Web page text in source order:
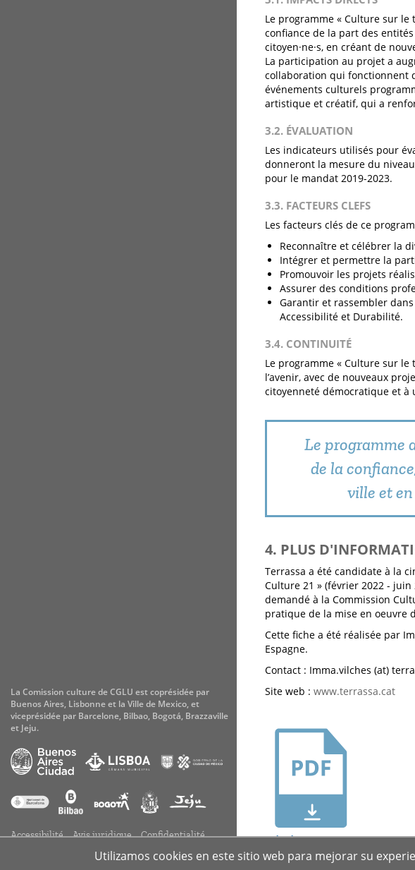
La Comission culture de CGLU est coprésidée par
Buenos Aires, Lisbonne et la Ville de Mexico, et
viceprésidée par Barcelone, Bilbao, Bogotá, Brazzaville
et Jeju.
Accessibilité Avis juridique
Confidentialité
Le programme « Culture sur
confiance de la part des
citoyen·ne·s, en créant de
La participation au projet a
collaboration qui fonctionnent
événements culturels
artistique et créatif, qui a
3.2. ÉVALUATION
Les indicateurs utilisés pour
donneront la mesure du
pour le mandat 2019-2023.
3.3. FACTEURS CLEFS
Les facteurs clés de ce
Reconnaître et célébrer la
Intégrer et permettre la
Promouvoir les projets
Assurer des conditions
Garantir et rassembler
Accessibilité et Durabilité.
3.4. CONTINUITÉ
Le programme « Culture sur
l’avenir, avec de nouveaux
citoyenneté démocratique et à
Le programme
de la
ville et
4. PLUS
Terrassa a été candidate à la
Culture 21 » (février 2022 -
demandé à la Commission
pratique de la mise en oeuvre
Cette fiche a été réalisée par
Espagne.
Contact : Imma.vilches (at)
Site web : www.terrassa.cat
TÉLÉCHARGEMENT
Utilizamos cookies en este sitio web para mejorar su